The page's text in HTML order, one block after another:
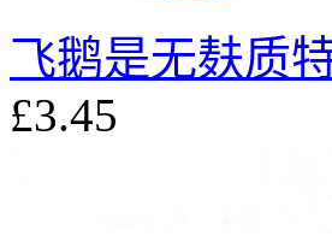
飞鹅是无麸质
£3.45